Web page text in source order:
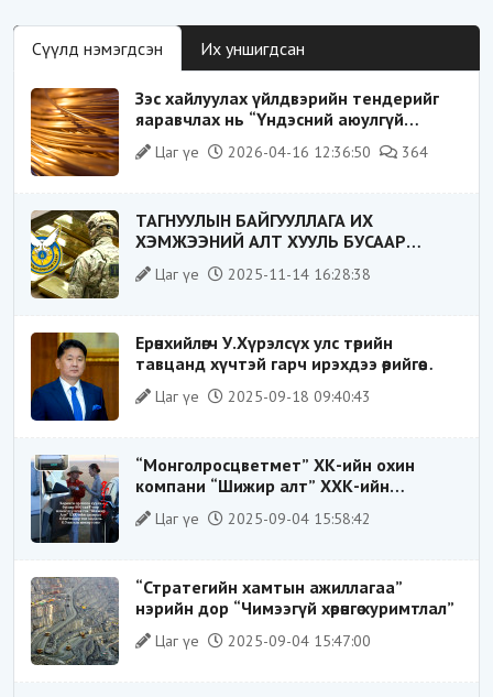
Сүүлд нэмэгдсэн Их уншигдсан
Зэс хайлуулах үйлдвэрийн тендерийг
яаравчлах нь “Үндэсний аюулгүй
байдал“-д эрсдэлтэй юу?
Цаг үе 2026-04-16 12:36:50 364
ТАГНУУЛЫН БАЙГУУЛЛАГА ИХ
ХЭМЖЭЭНИЙ АЛТ ХУУЛЬ БУСААР
ХИЛЭЭР ГАРГАХ ГЭЖ БАЙСАН
ҮЙЛДЛИЙГ ТАСЛАН ЗОГСООЛОО
Цаг үе 2025-11-14 16:28:38
Ерөнхийлөгч У.Хүрэлсүх улс төрийн
тавцанд хүчтэй гарч ирэхдээ өөрийгөө
шударга ёсны төлөө тэмцэгч, “хуучин
тогтолцооны хонгилыг нураагч” гэсэн
Цаг үе 2025-09-18 09:40:43
“Монголросцветмет” ХК-ийн охин
компани “Шижир алт” ХХК-ийн
Гүйцэтгэх захирлаар ажиллаж байсан
О.Баттөмөрт холбогдох хэрэг хаашаа
Цаг үе 2025-09-04 15:58:42
“Стратегийн хамтын ажиллагаа”
нэрийн дор “Чимээгүй хөрөнгө хуримтлал”
Цаг үе 2025-09-04 15:47:00